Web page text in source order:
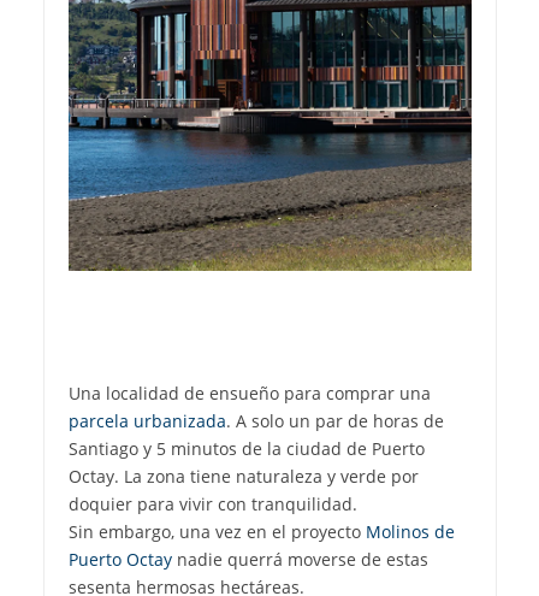
Una localidad de ensueño para comprar una
parcela urbanizada. A solo un par de horas de
Santiago y 5 minutos de la ciudad de Puerto
Octay. La zona tiene naturaleza y verde por
doquier para vivir con tranquilidad.
Sin embargo, una vez en el proyecto Molinos de
Puerto Octaynadie querrá moverse de estas
sesenta hermosas hectáreas.